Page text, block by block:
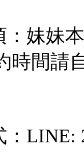
：妹妹
時間請
：